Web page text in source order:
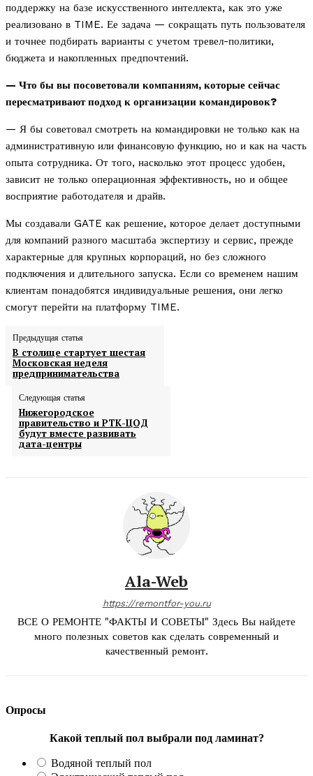
поддержку на базе искусственного интеллекта, как это уже
реализовано в TIME. Ее задача — сокращать путь пользователя
и точнее подбирать варианты с учетом тревел-политики,
бюджета и накопленных предпочтений.
— Что бы вы посоветовали компаниям, которые сейчас
пересматривают подход к организации командировок?
— Я бы советовал смотреть на командировки не только как на
административную или финансовую функцию, но и как на часть
опыта сотрудника. От того, насколько этот процесс удобен,
зависит не только операционная эффективность, но и общее
восприятие работодателя и драйв.
Мы создавали GATE как решение, которое делает доступными
для компаний разного масштаба экспертизу и сервис, прежде
характерные для крупных корпораций, но без сложного
подключения и длительного запуска. Если со временем нашим
клиентам понадобятся индивидуальные решения, они легко
смогут перейти на платформу TIME.
Предыдущая статья
В столице стартует шестая
Московская неделя
предпринимательства
Следующая статья
Нижегородское
правительство и РТК-ЦОД
будут вместе развивать
дата-центры
Ala-Web
https://remontfor-you.ru
ВСЕ О РЕМОНТЕ "ФАКТЫ И СОВЕТЫ" Здесь Вы найдете
много полезных советов как сделать современный и
качественный ремонт.
Опросы
Какой теплый пол выбрали под ламинат?
Водяной теплый пол